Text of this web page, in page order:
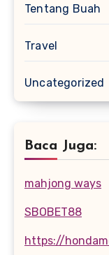
Tentang Buah
Travel
Uncategorized
Baca Juga:
mahjong ways
SBOBET88
https://